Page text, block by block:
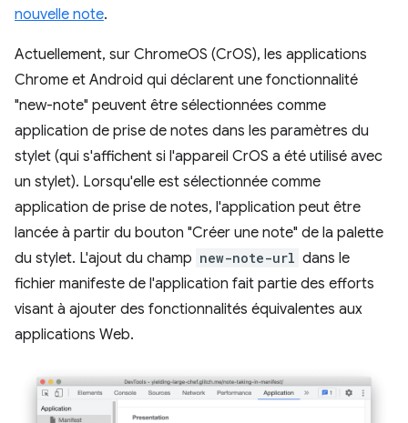
nouvelle note.
Actuellement, sur ChromeOS (CrOS), les applications
Chrome et Android qui déclarent une fonctionnalité
"new-note" peuvent être sélectionnées comme
application de prise de notes dans les paramètres du
stylet (qui s'affichent si l'appareil CrOS a été utilisé avec
un stylet). Lorsqu'elle est sélectionnée comme
application de prise de notes, l'application peut être
lancée à partir du bouton "Créer une note" de la palette
du stylet. L'ajout du champ new-note-url dans le
fichier manifeste de l'application fait partie des efforts
visant à ajouter des fonctionnalités équivalentes aux
applications Web.